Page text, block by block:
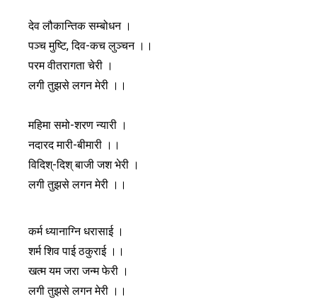
देव लौकान्तिक सम्बोधन ।
पञ्च मुष्टि, दिव-कच लुञ्चन ।।
परम वीतरागता चेरी ।
लगी तुझसे लगन मेरी ।।
महिमा समो-शरण न्यारी ।
नदारद मारी-बीमारी ।।
विदिश्-दिश् बाजी जश भेरी ।
लगी तुझसे लगन मेरी ।।
कर्म ध्यानाग्नि धरासाई ।
शर्म शिव पाई ठकुराई ।।
खत्म यम जरा जन्म फेरी ।
लगी तुझसे लगन मेरी ।।